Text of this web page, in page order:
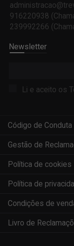
916220938
239992266
Newsletter
Li e aceito os
Código de Conduta
Gestão de
Política de cookies
Política de
Condições de
Livro de